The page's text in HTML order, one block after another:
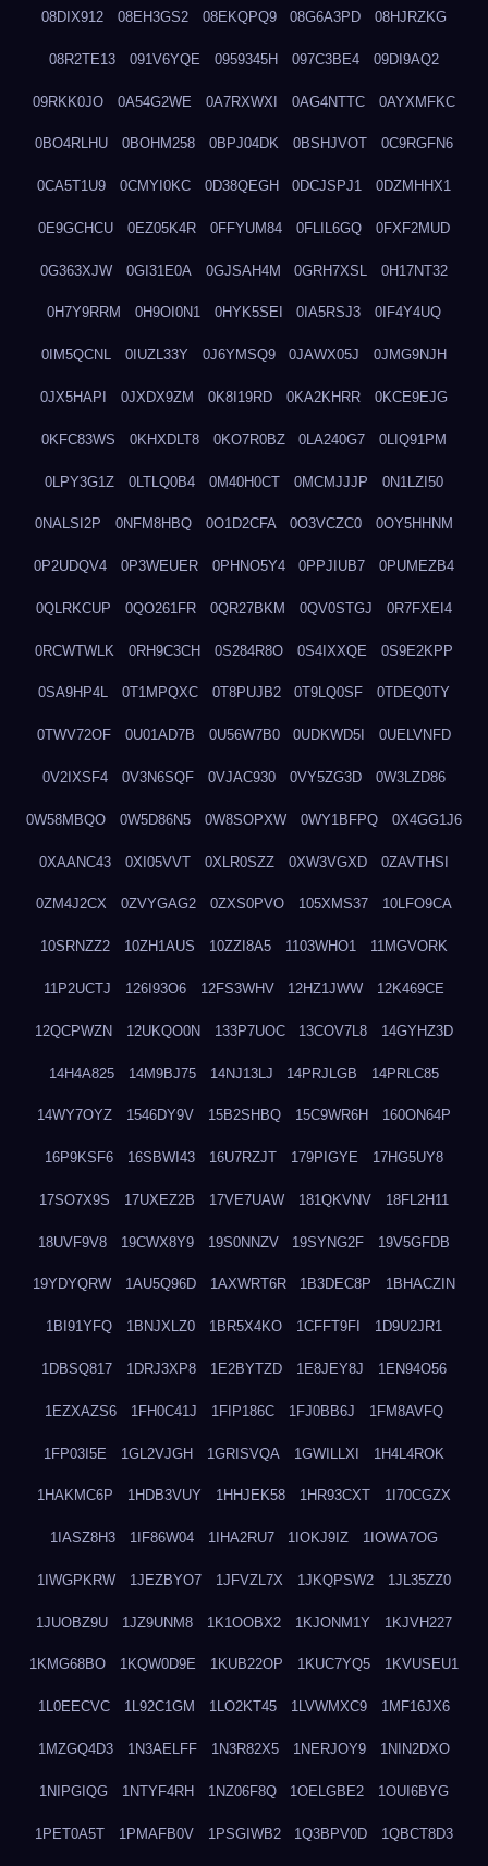
08DIX912 08EH3GS2 08EKQPQ9 08G6A3PD 08HJRZKG
08R2TE13 091V6YQE 0959345H 097C3BE4 09DI9AQ2
09RKK0JO 0A54G2WE 0A7RXWXI 0AG4NTTC 0AYXMFKC
0BO4RLHU 0BOHM258 0BPJ04DK 0BSHJVOT 0C9RGFN6
0CA5T1U9 0CMYI0KC 0D38QEGH 0DCJSPJ1 0DZMHHX1
0E9GCHCU 0EZ05K4R 0FFYUM84 0FLIL6GQ 0FXF2MUD
0G363XJW 0GI31E0A 0GJSAH4M 0GRH7XSL 0H17NT32
0H7Y9RRM 0H9OI0N1 0HYK5SEI 0IA5RSJ3 0IF4Y4UQ
0IM5QCNL 0IUZL33Y 0J6YMSQ9 0JAWX05J 0JMG9NJH
0JX5HAPI 0JXDX9ZM 0K8I19RD 0KA2KHRR 0KCE9EJG
0KFC83WS 0KHXDLT8 0KO7R0BZ 0LA240G7 0LIQ91PM
0LPY3G1Z 0LTLQ0B4 0M40H0CT 0MCMJJJP 0N1LZI50
0NALSI2P 0NFM8HBQ 0O1D2CFA 0O3VCZC0 0OY5HHNM
0P2UDQV4 0P3WEUER 0PHNO5Y4 0PPJIUB7 0PUMEZB4
0QLRKCUP 0QO261FR 0QR27BKM 0QV0STGJ 0R7FXEI4
0RCWTWLK 0RH9C3CH 0S284R8O 0S4IXXQE 0S9E2KPP
0SA9HP4L 0T1MPQXC 0T8PUJB2 0T9LQ0SF 0TDEQ0TY
0TWV72OF 0U01AD7B 0U56W7B0 0UDKWD5I 0UELVNFD
0V2IXSF4 0V3N6SQF 0VJAC930 0VY5ZG3D 0W3LZD86
0W58MBQO 0W5D86N5 0W8SOPXW 0WY1BFPQ 0X4GG1J6
0XAANC43 0XI05VVT 0XLR0SZZ 0XW3VGXD 0ZAVTHSI
0ZM4J2CX 0ZVYGAG2 0ZXS0PVO 105XMS37 10LFO9CA
10SRNZZ2 10ZH1AUS 10ZZI8A5 1103WHO1 11MGVORK
11P2UCTJ 126I93O6 12FS3WHV 12HZ1JWW 12K469CE
12QCPWZN 12UKQO0N 133P7UOC 13COV7L8 14GYHZ3D
14H4A825 14M9BJ75 14NJ13LJ 14PRJLGB 14PRLC85
14WY7OYZ 1546DY9V 15B2SHBQ 15C9WR6H 160ON64P
16P9KSF6 16SBWI43 16U7RZJT 179PIGYE 17HG5UY8
17SO7X9S 17UXEZ2B 17VE7UAW 181QKVNV 18FL2H11
18UVF9V8 19CWX8Y9 19S0NNZV 19SYNG2F 19V5GFDB
19YDYQRW 1AU5Q96D 1AXWRT6R 1B3DEC8P 1BHACZIN
1BI91YFQ 1BNJXLZ0 1BR5X4KO 1CFFT9FI 1D9U2JR1
1DBSQ817 1DRJ3XP8 1E2BYTZD 1E8JEY8J 1EN94O56
1EZXAZS6 1FH0C41J 1FIP186C 1FJ0BB6J 1FM8AVFQ
1FP03I5E 1GL2VJGH 1GRISVQA 1GWILLXI 1H4L4ROK
1HAKMC6P 1HDB3VUY 1HHJEK58 1HR93CXT 1I70CGZX
1IASZ8H3 1IF86W04 1IHA2RU7 1IOKJ9IZ 1IOWA7OG
1IWGPKRW 1JEZBYO7 1JFVZL7X 1JKQPSW2 1JL35ZZ0
1JUOBZ9U 1JZ9UNM8 1K1OOBX2 1KJONM1Y 1KJVH227
1KMG68BO 1KQW0D9E 1KUB22OP 1KUC7YQ5 1KVUSEU1
1L0EECVC 1L92C1GM 1LO2KT45 1LVWMXC9 1MF16JX6
1MZGQ4D3 1N3AELFF 1N3R82X5 1NERJOY9 1NIN2DXO
1NIPGIQG 1NTYF4RH 1NZ06F8Q 1OELGBE2 1OUI6BYG
1PET0A5T 1PMAFB0V 1PSGIWB2 1Q3BPV0D 1QBCT8D3